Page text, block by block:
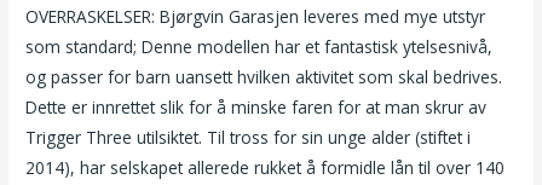
OVERRASKELSER: Bjørgvin Garasjen leveres med mye utstyr
som standard; Denne modellen har et fantastisk ytelsesnivå,
og passer for barn uansett hvilken aktivitet som skal bedrives.
Dette er innrettet slik for å minske faren for at man skrur av
Trigger Three utilsiktet. Til tross for sin unge alder (stiftet i
2014), har selskapet allerede rukket å formidle lån til over 140